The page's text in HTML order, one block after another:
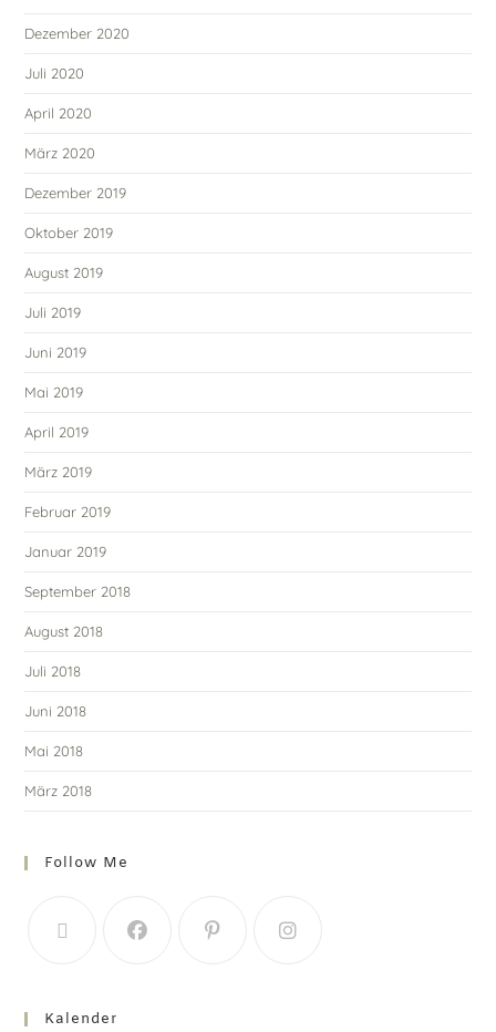
Dezember 2020
Juli 2020
April 2020
März 2020
Dezember 2019
Oktober 2019
August 2019
Juli 2019
Juni 2019
Mai 2019
April 2019
März 2019
Februar 2019
Januar 2019
September 2018
August 2018
Juli 2018
Juni 2018
Mai 2018
März 2018
Follow Me
Kalender